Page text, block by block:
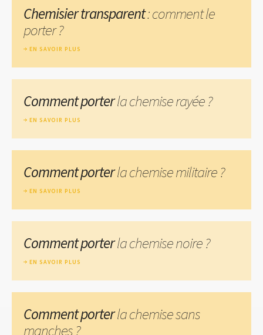
Chemisier transparent: comment le
porter ?
EN SAVOIR PLUS
Comment porterla chemise rayée ?
EN SAVOIR PLUS
Comment porterla chemise militaire ?
EN SAVOIR PLUS
Comment porterla chemise noire ?
EN SAVOIR PLUS
Comment porterla chemise sans
manches ?